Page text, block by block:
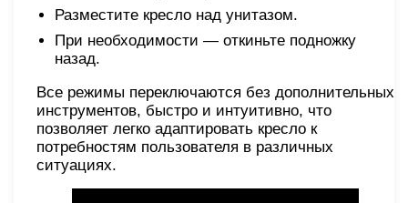
Разместите кресло над унитазом.
При необходимости — откиньте подножку
назад.
Все режимы переключаются без дополнительных
инструментов, быстро и интуитивно, что
позволяет легко адаптировать кресло к
потребностям пользователя в различных
ситуациях.